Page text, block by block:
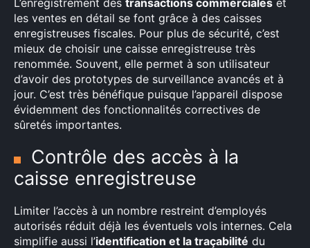
L’enregistrement des transactions commerciales et
les ventes en détail se font grâce à des caisses
enregistreuses fiscales. Pour plus de sécurité, c’est
mieux de choisir une caisse enregistreuse très
renommée. Souvent, elle permet à son utilisateur
d’avoir des prototypes de surveillance avancés et à
jour. C’est très bénéfique puisque l’appareil dispose
évidemment des fonctionnalités correctives de
sûretés importantes.
Contrôle des accès à la
caisse enregistreuse
Limiter l’accès à un nombre restreint d’employés
autorisés réduit déjà les éventuels vols internes. Cela
simplifie aussi l’identification et la traçabilité du